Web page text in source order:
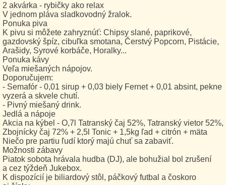
2 akvárka - rybičky ako relax
V jednom pláva sladkovodný žralok.
Ponuka piva
K pivu si môžete zahryznúť: Chipsy slané, paprikové,
gazdovský špíz, cibuľka smotana, Čerstvý Popcorn, Pistácie,
Arašidy, Syrové korbáče, Horalky...
Ponuka kávy
Veľa miešaných nápojov.
Doporučujem:
- Semafór - 0,01 sirup + 0,03 biely Fernet + 0,01 absint, pekne
vyzerá a skvele chutí.
- Pivný miešaný drink.
Jedlá a nápoje
Akcia na kýbel - O,7l Tatranský čaj 52%, Tatranský vietor 52%,
Zbojnícky čaj 72% + 2,5l Tonic + 1,5kg ľad + citrón + mäta
Niečo pre partiu ľudí ktorý majú chuť sa zabaviť.
Možnosti zábavy
Piatok sobota hrávala hudba (DJ), ale bohužial bol zrušení
a cez týždeň Jukebox.
K dispozícií je biliardový stôl, páčkový futbal a čoskoro